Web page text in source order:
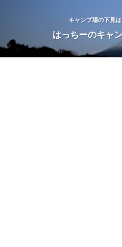
キャンプ場の下見
はっちーのキャ